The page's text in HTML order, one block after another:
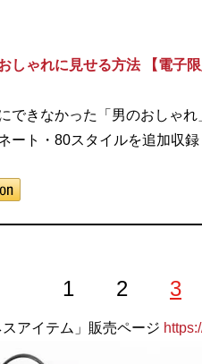
しゃれに見せる方法 【電子
できなかった「男のおしゃ
ート・80スタイルを追加収録
1 2 3
アイテム」販売ページ